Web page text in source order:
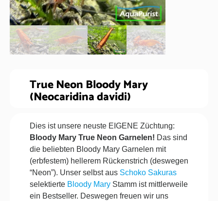
True Neon Bloody Mary
(Neocaridina davidi)
Dies ist unsere neuste EIGENE Züchtung:
Bloody Mary True Neon Garnelen! Das sind
die beliebten Bloody Mary Garnelen mit
(erbfestem) hellerem Rückenstrich (deswegen
“Neon”). Unser selbst aus Schoko Sakuras
selektierte Bloody Mary Stamm ist mittlerweile
ein Bestseller. Deswegen freuen wir uns